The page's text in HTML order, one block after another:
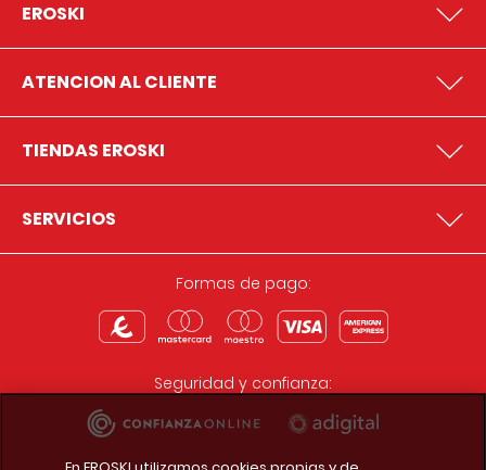
EROSKI
ATENCION AL CLIENTE
TIENDAS EROSKI
SERVICIOS
Formas de pago:
Seguridad y confianza: